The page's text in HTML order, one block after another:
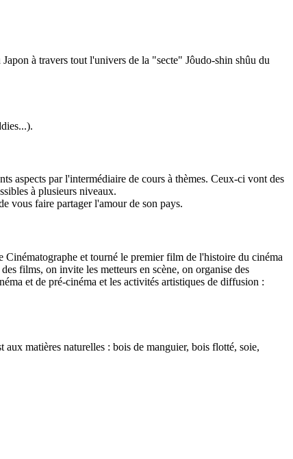
à travers tout l'univers de la "secte" Jôudo-shin shûu du
aspects par l'intermédiaire de cours à thèmes. Ceux-ci vont des
à plusieurs niveaux.
vous faire partager l'amour de son pays.
et tourné le premier film de l'histoire du cinéma
films, on invite les metteurs en scène, on organise des
et de pré-cinéma et les activités artistiques de diffusion :
matières naturelles : bois de manguier, bois flotté, soie,